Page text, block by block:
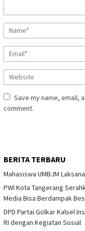
Save my name, email,
comment.
BERITA TERBARU
Mahasiswa UMBJM
PWI Kota Tangerang
Media Bisa Berdampak
DPD Partai Golkar Kalsel
RI dengan Kegiatan Sosial